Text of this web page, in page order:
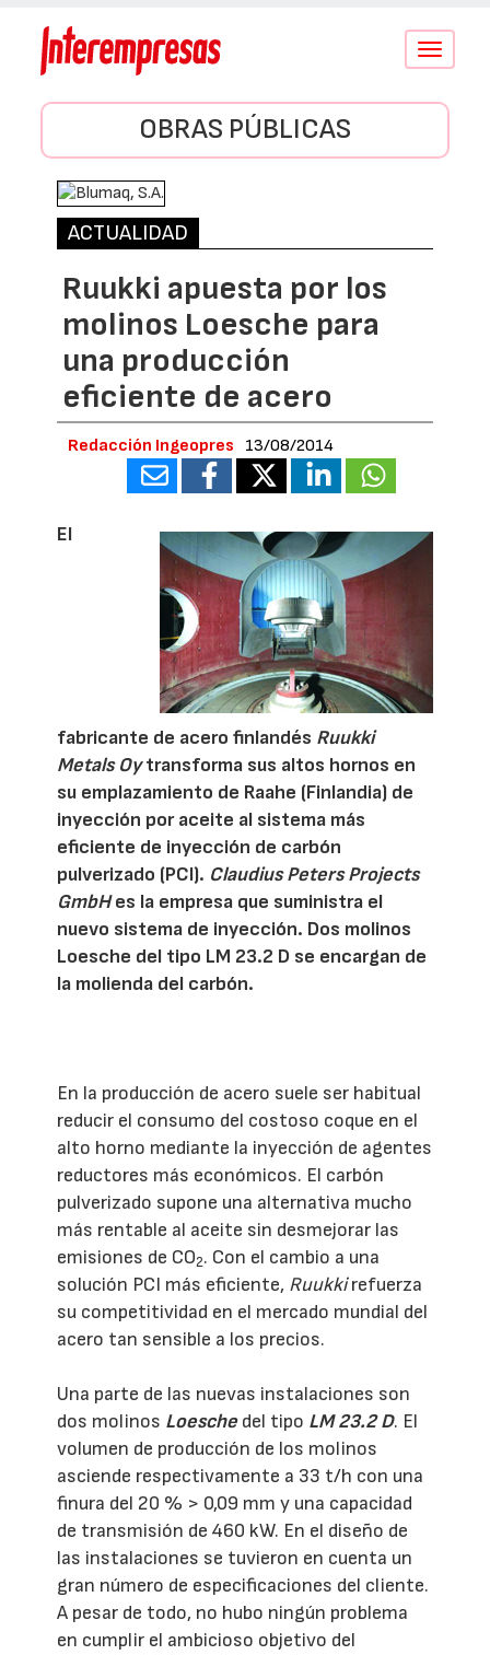
Conmutar
OBRAS PÚBLICAS
ACTUALIDAD
Ruukki apuesta por los
molinos Loesche para
una producción
eficiente de acero
Redacción Ingeopres 13/08/2014
El
fabricante de acero finlandés Ruukki
Metals Oytransforma sus altos hornos en
su emplazamiento de Raahe (Finlandia) de
inyección por aceite al sistema más
eficiente de inyección de carbón
pulverizado (PCI). Claudius PetersProjects
GmbHes la empresa que suministra el
nuevo sistema de inyección. Dos molinos
Loesche del tipo LM 23.2 D se encargan de
la molienda del carbón.
En la producción de acero suele ser habitual
reducir el consumo del costoso coque en el
alto horno mediante la inyección de agentes
reductores más económicos. El carbón
pulverizado supone una alternativa mucho
más rentable al aceite sin desmejorar las
emisiones de CO2. Con el cambio a una
solución PCI más eficiente, Ruukkirefuerza
su competitividad en el mercado mundial del
acero tan sensible a los precios.
Una parte de las nuevas instalaciones son
dos molinos Loeschedel tipo LM 23.2 D. El
volumen de producción de los molinos
asciende respectivamente a 33 t/h con una
finura del 20 % > 0,09 mm y una capacidad
de transmisión de 460 kW. En el diseño de
las instalaciones se tuvieron en cuenta un
gran número de especificaciones del cliente.
A pesar de todo, no hubo ningún problema
en cumplir el ambicioso objetivo del